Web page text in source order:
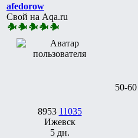
afedorow
Свой на Aqa.ru
8953 11035
Ижевск
5 дн.
50-60